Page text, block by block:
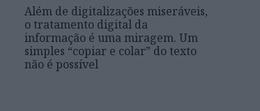
Além de digitalizações miseráveis,
o tratamento digital da
informação é uma miragem. Um
simples “copiar e colar” do texto
não é possível